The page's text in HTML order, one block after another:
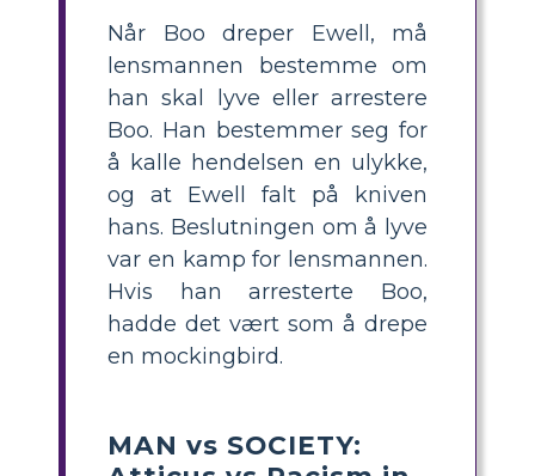
Når Boo dreper Ewell, må
lensmannen bestemme om
han skal lyve eller arrestere
Boo. Han bestemmer seg for
å kalle hendelsen en ulykke,
og at Ewell falt på kniven
hans. Beslutningen om å lyve
var en kamp for lensmannen.
Hvis han arresterte Boo,
hadde det vært som å drepe
en mockingbird.
MAN vs SOCIETY: